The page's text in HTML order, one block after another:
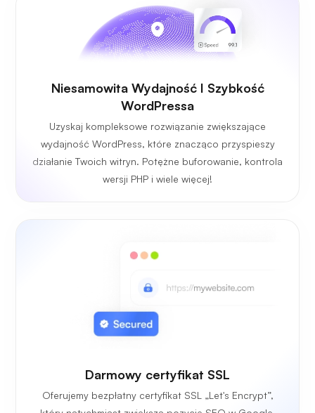
Niesamowita Wydajność I Szybkość
WordPressa
Uzyskaj kompleksowe rozwiązanie zwiększające
wydajność WordPress, które znacząco przyspieszy
działanie Twoich witryn. Potężne buforowanie, kontrola
wersji PHP i wiele więcej!
Darmowy certyfikat SSL
Oferujemy bezpłatny certyfikat SSL „Let's Encrypt”,